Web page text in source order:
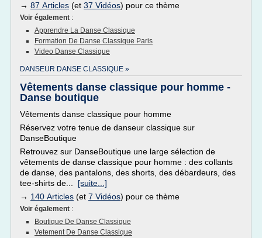
→ 87 Articles (et 37 Vidéos) pour ce thème
Voir également :
Apprendre La Danse Classique
Formation De Danse Classique Paris
Video Danse Classique
DANSEUR DANSE CLASSIQUE »
Vêtements danse classique pour homme -
Danse boutique
Vêtements danse classique pour homme
Réservez votre tenue de danseur classique sur
DanseBoutique
Retrouvez sur DanseBoutique une large sélection de
vêtements de danse classique pour homme : des collants
de danse, des pantalons, des shorts, des débardeurs, des
tee-shirts de... [suite...]
→ 140 Articles (et 7 Vidéos) pour ce thème
Voir également :
Boutique De Danse Classique
Vetement De Danse Classique